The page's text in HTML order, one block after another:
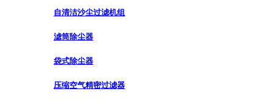
自清洁沙尘过滤机组
滤筒除尘器
袋式除尘器
压缩空气精密过滤器